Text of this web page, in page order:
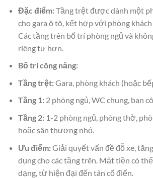
Đặc điểm:Tầng trệt được dành một
cho gara ô tô, kết hợp với phòng khách
Các tầng trên bố trí phòng ngủ và
riêng tư hơn.
Bố trí công năng:
Tầng trệt:Gara, phòng khách (hoặc
Tầng 1:2 phòng ngủ, WC chung, ban
Tầng 2:1-2 phòng ngủ, phòng thờ,
hoặc sân thượng nhỏ.
Ưu điểm:Giải quyết vấn đề đỗ xe,
dụng cho các tầng trên. Mặt tiền có
dạng, từ hiện đại đến tân cổ điển.